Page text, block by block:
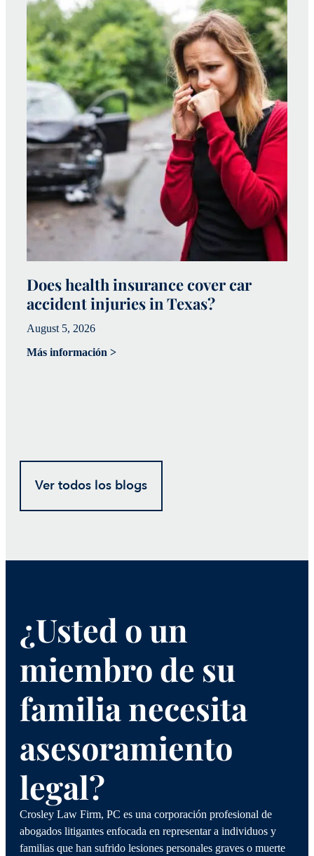
Does health insurance cover car
accident injuries in Texas?
August 5, 2026
Más información >
Ver todos los blogs
¿Usted o un
miembro de su
familia necesita
asesoramiento
legal?
Crosley Law Firm, PC es una corporación profesional de
abogados litigantes enfocada en representar a individuos y
familias que han sufrido lesiones personales graves o muerte